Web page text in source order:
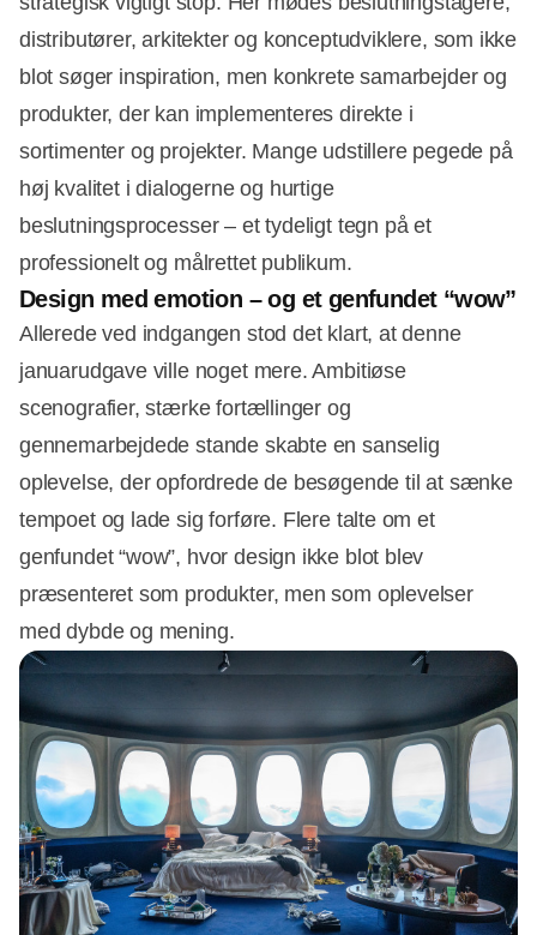
distributører, arkitekter og konceptudviklere, som ikke
blot søger inspiration, men konkrete samarbejder og
produkter, der kan implementeres direkte i
sortimenter og projekter. Mange udstillere pegede på
høj kvalitet i dialogerne og hurtige
beslutningsprocesser – et tydeligt tegn på et
professionelt og målrettet publikum.
Design med emotion – og et genfundet “wow”
Allerede ved indgangen stod det klart, at denne
januarudgave ville noget mere. Ambitiøse
scenografier, stærke fortællinger og
gennemarbejdede stande skabte en sanselig
oplevelse, der opfordrede de besøgende til at sænke
tempoet og lade sig forføre. Flere talte om et
genfundet “wow”, hvor design ikke blot blev
præsenteret som produkter, men som oplevelser
med dybde og mening.